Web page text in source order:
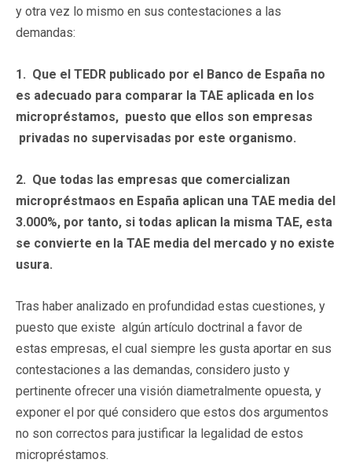
y otra vez lo mismo en sus contestaciones a las
demandas:
1. Que el TEDR publicado por el Banco de España no
es adecuado para comparar la TAE aplicada en los
micropréstamos, puesto que ellos son empresas
privadas no supervisadas por este organismo.
2. Que todas las empresas que comercializan
micropréstmaos en España aplican una TAE media del
3.000%, por tanto, si todas aplican la misma TAE, esta
se convierte en la TAE media del mercado y no existe
usura.
Tras haber analizado en profundidad estas cuestiones, y
puesto que existe algún artículo doctrinal a favor de
estas empresas, el cual siempre les gusta aportar en sus
contestaciones a las demandas, considero justo y
pertinente ofrecer una visión diametralmente opuesta, y
exponer el por qué considero que estos dos argumentos
no son correctos para justificar la legalidad de estos
micropréstamos.